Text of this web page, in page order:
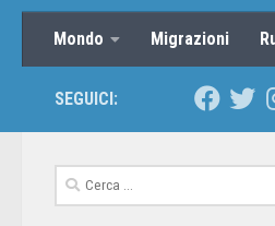
Mondo Migrazioni
SEGUICI: